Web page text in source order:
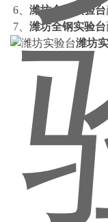
6、 潍坊全钢实验台
7、 潍坊全钢实验台
潍坊